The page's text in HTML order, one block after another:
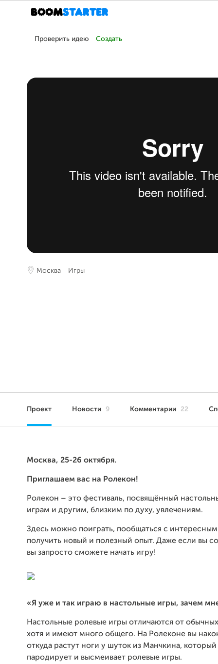
Проверить идею Создать
Москва Игры
Проект Новости 9 Комментарии 22
Москва, 25-26 октября.
Приглашаем вас на Ролекон!
Ролекон – это фестиваль, посвящённый
играм и другим, близким по духу, увлечениям.
Здесь можно поиграть, пообщаться с
получить новый и полезный опыт. Даже если вы
вы запросто сможете начать игру!
«Я уже и так играю в настольные игры, зачем
Настольные ролевые игры отличаются от обычных
хотя и имеют много общего. На Ролеконе вы
откуда растут ноги у шуток из Манчкина, который
пародирует и высмеивает ролевые игры.